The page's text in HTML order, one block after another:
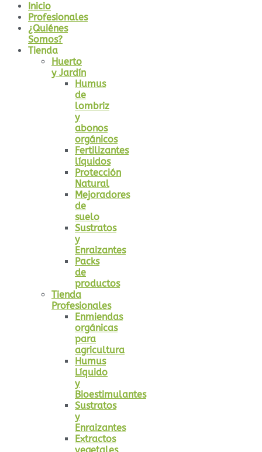
Inicio
Profesionales
¿Quiénes
Somos?
Tienda
Huerto
y Jardín
Humus
de
lombriz
y
abonos
orgánicos
Fertilizantes
líquidos
Protección
Natural
Mejoradores
de
suelo
Sustratos
y
Enraizantes
Packs
de
productos
Tienda
Profesionales
Enmiendas
orgánicas
para
agricultura
Humus
Líquido
y
Bioestimulantes
Sustratos
y
Enraizantes
Extractos